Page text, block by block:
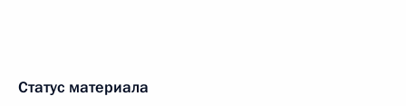
Статус материала